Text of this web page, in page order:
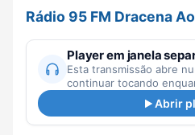
Rádio 95 FM Dracena
Player em janela
Esta transmissão abre
continuar tocando
Abrir